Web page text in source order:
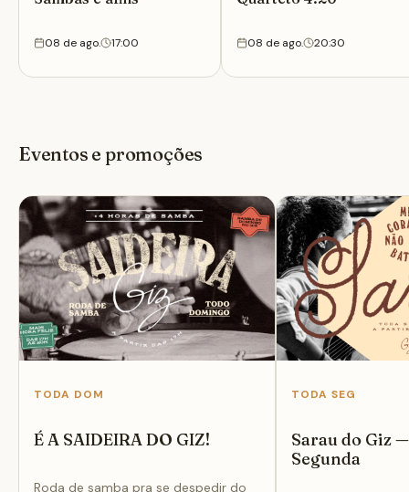
08 de ago. 17:00 08 de ago. 20:30
Eventos e promoções
TODA DOM
É A SAIDEIRA DO GIZ!
Roda de samba pra se despedir do
TODA SEG
Sarau do Giz
Segunda